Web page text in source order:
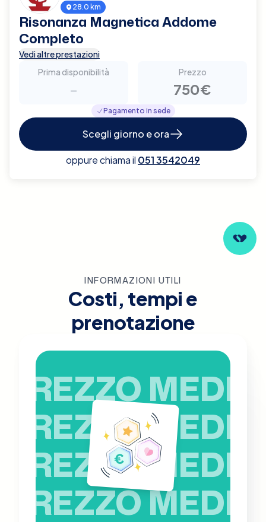
28.0 km
Risonanza Magnetica Addome
Completo
Vedi altre prestazioni
Prima disponibilità
-
Prezzo
750€
Pagamento in sede
Scegli giorno e ora
oppure chiama il 051 3542049
INFORMAZIONI UTILI
Costi, tempi e
prenotazione
PREZZO MEDIO
PREZZO MEDIO
PREZZO MEDIO
PREZZO MEDIO